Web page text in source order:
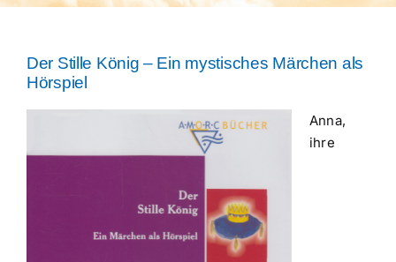
Der Stille König – Ein mystisches Märchen als
Hörspiel
Anna,
ihre